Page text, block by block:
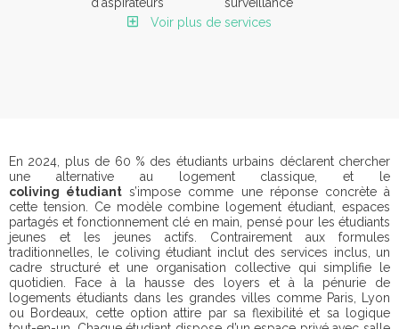
Voir plus de services
En 2024, plus de 60 % des étudiants urbains déclarent chercher
une alternative au logement classique, et le
coliving étudiant s’impose comme une réponse concrète à
cette tension. Ce modèle combine logement étudiant, espaces
partagés et fonctionnement clé en main, pensé pour les étudiants
jeunes et les jeunes actifs. Contrairement aux formules
traditionnelles, le coliving étudiant inclut des services inclus, un
cadre structuré et une organisation collective qui simplifie le
quotidien. Face à la hausse des loyers et à la pénurie de
logements étudiants dans les grandes villes comme Paris, Lyon
ou Bordeaux, cette option attire par sa flexibilité et sa logique